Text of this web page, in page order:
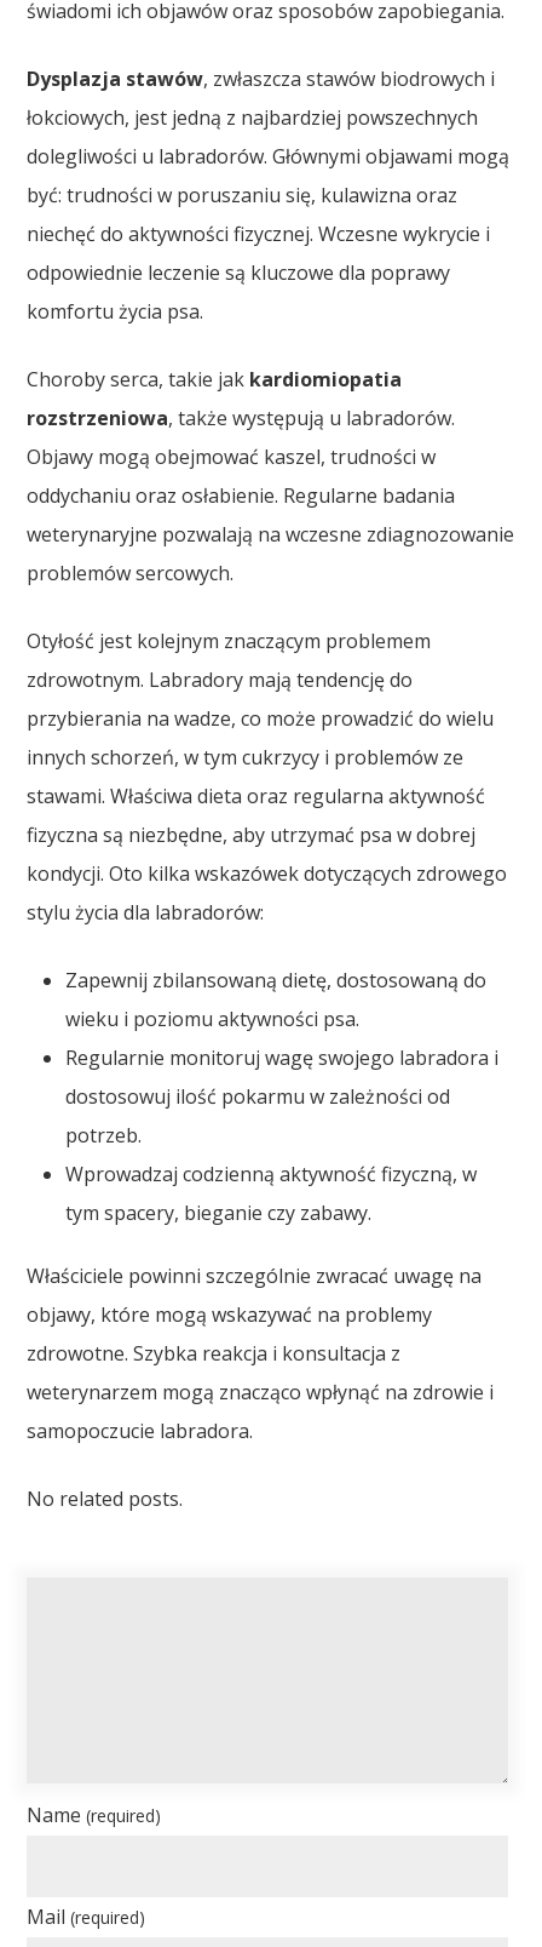
świadomi ich objawów oraz sposobów zapobiegania.
Dysplazja stawów, zwłaszcza stawów biodrowych i
łokciowych, jest jedną z najbardziej powszechnych
dolegliwości u labradorów. Głównymi objawami mogą
być: trudności w poruszaniu się, kulawizna oraz
niechęć do aktywności fizycznej. Wczesne wykrycie i
odpowiednie leczenie są kluczowe dla poprawy
komfortu życia psa.
Choroby serca, takie jak kardiomiopatia
rozstrzeniowa, także występują u labradorów.
Objawy mogą obejmować kaszel, trudności w
oddychaniu oraz osłabienie. Regularne badania
weterynaryjne pozwalają na wczesne zdiagnozowanie
problemów sercowych.
Otyłość jest kolejnym znaczącym problemem
zdrowotnym. Labradory mają tendencję do
przybierania na wadze, co może prowadzić do wielu
innych schorzeń, w tym cukrzycy i problemów ze
stawami. Właściwa dieta oraz regularna aktywność
fizyczna są niezbędne, aby utrzymać psa w dobrej
kondycji. Oto kilka wskazówek dotyczących zdrowego
stylu życia dla labradorów:
Zapewnij zbilansowaną dietę, dostosowaną do
wieku i poziomu aktywności psa.
Regularnie monitoruj wagę swojego labradora i
dostosowuj ilość pokarmu w zależności od
potrzeb.
Wprowadzaj codzienną aktywność fizyczną, w
tym spacery, bieganie czy zabawy.
Właściciele powinni szczególnie zwracać uwagę na
objawy, które mogą wskazywać na problemy
zdrowotne. Szybka reakcja i konsultacja z
weterynarzem mogą znacząco wpłynąć na zdrowie i
samopoczucie labradora.
No related posts.
Name(required)
Mail(required)